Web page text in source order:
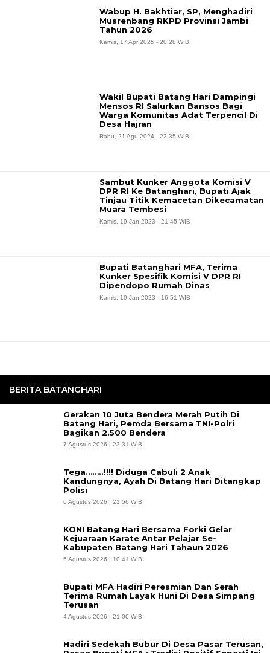
BERITA BATANGHARI
Gerakan 10 Juta Bendera Merah Putih Di
Batang Hari, Pemda Bersama TNI-Polri
Bagikan 2.500 Bendera
7 Agustus 2026 | 23:31 WIB
Tega……..!!!! Diduga Cabuli 2 Anak
Kandungnya, Ayah Di Batang Hari Ditangkap
Polisi
6 Agustus 2026 | 21:56 WIB
KONI Batang Hari Bersama Forki Gelar
Kejuaraan Karate Antar Pelajar Se-
Kabupaten Batang Hari Tahaun 2026
5 Agustus 2026 | 10:41 WIB
Bupati MFA Hadiri Peresmian Dan Serah
Terima Rumah Layak Huni Di Desa Simpang
Terusan
4 Agustus 2026 | 21:00 WIB
Hadiri Sedekah Bubur Di Desa Pasar Terusan,
Wabup H. Bakhtiar, SP, Menghadiri
Musrenbang RKPD Provinsi Jambi
Tahun 2026
Kamis, 17 Apr 2025 - 20:28 WIB
Wakil Bupati Batang Hari Dampingi
Mensos RI Salurkan Bansos Bagi
Warga Komunitas Adat Terpencil Di
Desa Hajran
Rabu, 21 Agu 2024 - 22:35 WIB
Sambut Kunker Anggota Komisi V
DPR RI Ke Batanghari, Bupati Ajak
Tinjau Titik Kemacetan Dikecamatan
Muara Tembesi
Kamis, 19 Jan 2023 - 21:45 WIB
Bupati Batanghari MFA, Terima
Kunker Spesifik Komisi V DPR RI
Dipendopo Rumah Dinas
Kamis, 19 Jan 2023 - 16:51 WIB